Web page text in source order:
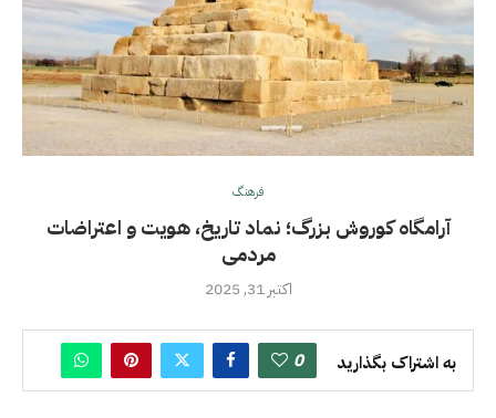
فرهنگ
آرامگاه کوروش بزرگ؛ نماد تاریخ، هویت و اعتراضات
مردمی
اکتبر 31, 2025
به اشتراک بگذارید 0